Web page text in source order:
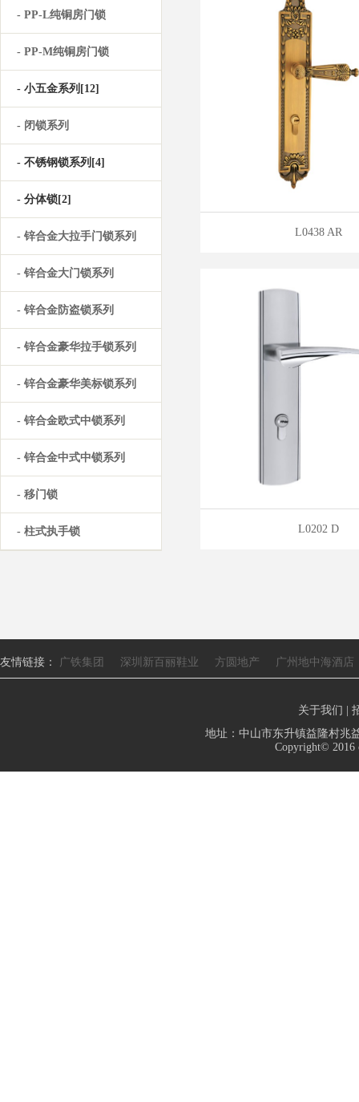
- PP-L纯铜房门锁
- PP-M纯铜房门锁
- 小五金系列[12]
- 闭锁系列
- 不锈钢锁系列[4]
- 分体锁[2]
- 锌合金大拉手门锁系列
- 锌合金大门锁系列
- 锌合金防盗锁系列
- 锌合金豪华拉手锁系列
- 锌合金豪华美标锁系列
- 锌合金欧式中锁系列
- 锌合金中式中锁系列
- 移门锁
- 柱式执手锁
L0438 AR
L0202 D
友情链接： 广铁集团 深圳新百丽鞋业 方圆地产 广州地中海酒店
关于我们
地址：中山市东升镇益隆村兆
Copyright© 2016